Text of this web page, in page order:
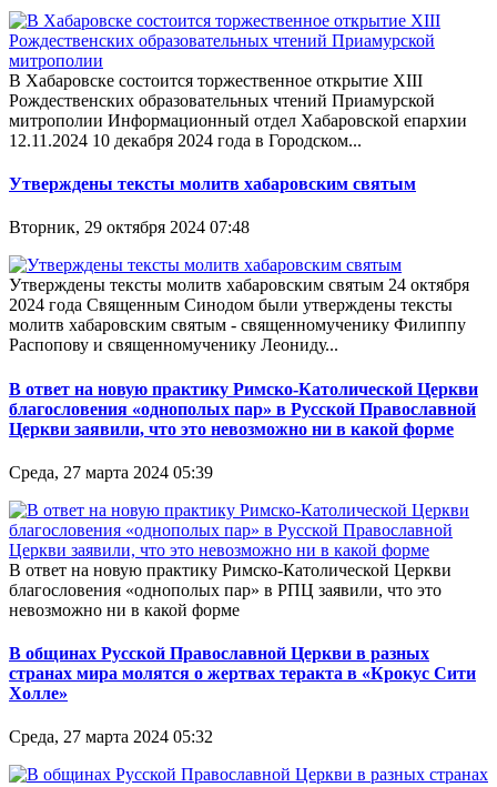
В Хабаровске состоится торжественное открытие XIII
Рождественских образовательных чтений Приамурской
митрополии Информационный отдел Хабаровской епархии
12.11.2024 10 декабря 2024 года в Городском...
Утверждены тексты молитв хабаровским святым
Вторник, 29 октября 2024 07:48
Утверждены тексты молитв хабаровским святым 24 октября
2024 года Священным Синодом были утверждены тексты
молитв хабаровским святым - священномученику Филиппу
Распопову и священномученику Леониду...
В ответ на новую практику Римско-Католической Церкви
благословения «однополых пар» в Русской Православной
Церкви заявили, что это невозможно ни в какой форме
Среда, 27 марта 2024 05:39
В ответ на новую практику Римско-Католической Церкви
благословения «однополых пар» в РПЦ заявили, что это
невозможно ни в какой форме
В общинах Русской Православной Церкви в разных
странах мира молятся о жертвах теракта в «Крокус Сити
Холле»
Среда, 27 марта 2024 05:32